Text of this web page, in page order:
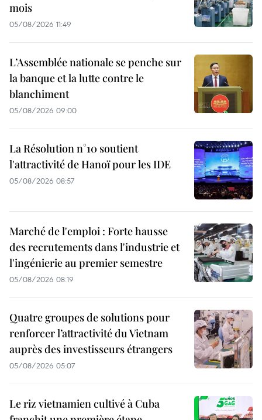
mois
05/08/2026 11:49
L’Assemblée nationale se penche sur
la banque et la lutte contre le
blanchiment
05/08/2026 09:00
La Résolution n°10 soutient
l'attractivité de Hanoï pour les IDE
05/08/2026 08:57
Marché de l'emploi : Forte hausse
des recrutements dans l'industrie et
l'ingénierie au premier semestre
05/08/2026 08:19
Quatre groupes de solutions pour
renforcer l’attractivité du Vietnam
auprès des investisseurs étrangers
05/08/2026 05:07
Le riz vietnamien cultivé à Cuba